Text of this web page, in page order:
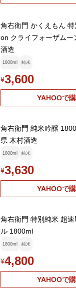
角右衛門 かくえもん
on クライフォーザム
酒造
1800ml 純米
¥3,600
YAHOOで
角右衛門 純米吟醸
県 木村酒造
1800ml 純米
¥3,630
YAHOOで
角右衛門 特別純米 超速即詰 生酒 ピ
ル 1800ml
1800ml 純米
¥4,800
YAHOOで